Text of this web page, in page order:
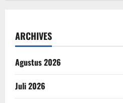
ARCHIVES
Agustus 2026
Juli 2026